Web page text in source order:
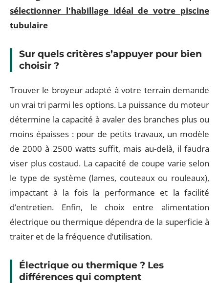
sélectionner l'habillage idéal de votre piscine
tubulaire
Sur quels critères s’appuyer pour bien
choisir ?
Trouver le broyeur adapté à votre terrain demande
un vrai tri parmi les options. La puissance du moteur
détermine la capacité à avaler des branches plus ou
moins épaisses : pour de petits travaux, un modèle
de 2000 à 2500 watts suffit, mais au-delà, il faudra
viser plus costaud. La capacité de coupe varie selon
le type de système (lames, couteaux ou rouleaux),
impactant à la fois la performance et la facilité
d’entretien. Enfin, le choix entre alimentation
électrique ou thermique dépendra de la superficie à
traiter et de la fréquence d’utilisation.
Électrique ou thermique ? Les
différences qui comptent